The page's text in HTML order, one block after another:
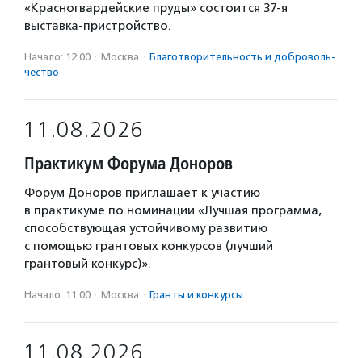
«Красногвардейские пруды» состоится 37-я
выставка-пристройство.
Начало: 12:00 · Москва · Благотвори­тель­ность и доброволь­
чест­во
11.08.2026
Практикум Форума Доноров
Форум Доноров приглашает к участию
в практикуме по номинации «Лучшая программа,
способствующая устойчивому развитию
с помощью грантовых конкурсов (лучший
грантовый конкурс)».
Начало: 11:00 · Москва · Гранты и конкурсы